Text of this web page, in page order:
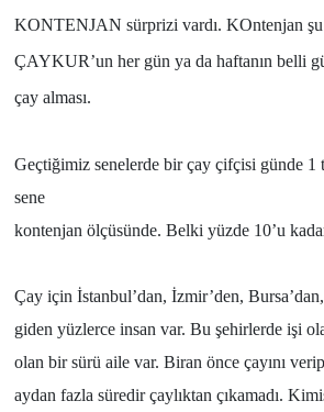
KONTENJAN sürprizi vardı. KOntenjan
ÇAYKUR’un her gün ya da haftanın belli
çay alması.
Geçtiğimiz senelerde bir çay çifçisi günde
sene
kontenjan ölçüsünde. Belki yüzde 10’u
Çay için İstanbul’dan, İzmir’den,
giden yüzlerce insan var. Bu şehirlerde işi
olan bir sürü aile var. Biran önce çayını
aydan fazla süredir çaylıktan çıkamadı.